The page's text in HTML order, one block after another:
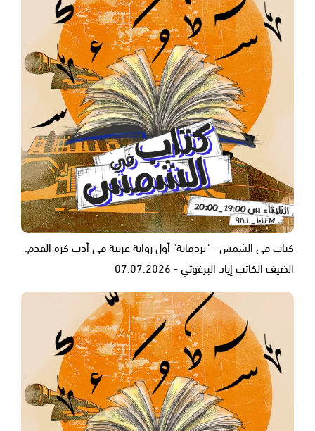
كتاب في الشمس - "بردقانة" أول رواية عربية في أدب كرة القدم.
الضيف الكاتب إياد البرغوثي - 07.07.2026